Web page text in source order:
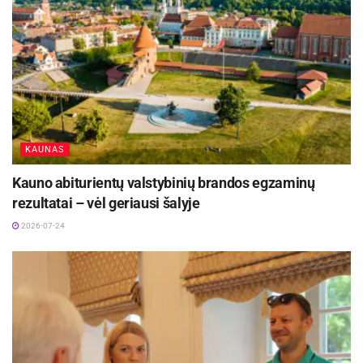
Dr. O. Kinčinienė primena, į ką reikėtų atkreipti
dėmesį bei pasirūpinti, kai kartu su vaikais
būname saulėje.
Atkreipkite dėmesį įmetų laikąbei paros metą.Nuo
to labai priklauso saugi vaiko buvimo saulėje trukmė.
Kai saulė yra aukščiausiai virš horizonto, tada jos
spinduliai aktyviausi, taigi ir saulė – pavojingiausia.
Ankstyvą vasarą apie vidurdienį apskritai nederėtų
pasaugoti vaiko galvą. Atsižvelgiant į sezoną, paros
metą, saugu saulėje pabūti 0,5–1 valandą. Atminkite,
vaikui tinkamiausias laikas būti saulėje yra iki 11 val.
ryto ir po 15 val. popiet.
Pasirūpinkite apsaugos priemonėmis.
Planuodami
KAUNAS
Kauno abiturientų valstybinių brandos egzaminų
rezultatai – vėl geriausi šalyje
2026-07-24